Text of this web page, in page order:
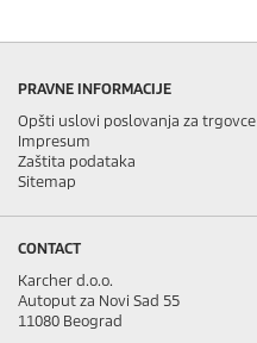
PRAVNE INFORMACIJE
Opšti uslovi poslovanja za trgovce
Impresum
Zaštita podataka
Sitemap
CONTACT
Karcher d.o.o.
Autoput za Novi Sad 55
11080 Beograd